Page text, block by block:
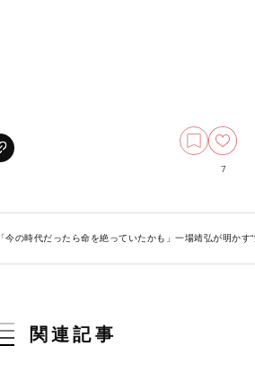
7
「今の時代だったら命を絶っていたかも」一場靖弘が明か
関連記事